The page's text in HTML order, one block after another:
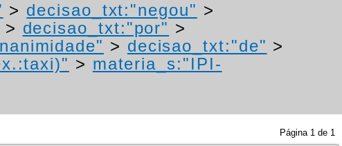
> decisao_txt:"negou" >
> decisao_txt:"por" >
> decisao_txt:"de" >
> materia_s:"IPI-
Página 1 de 1